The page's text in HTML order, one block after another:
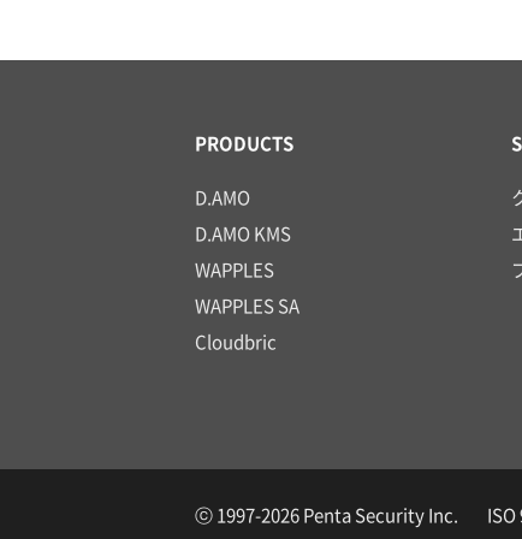
PRODUCTS
D.AMO
D.AMO KMS
WAPPLES
WAPPLES SA
Cloudbric
ⓒ 1997-2026 Penta Security Inc. ISO